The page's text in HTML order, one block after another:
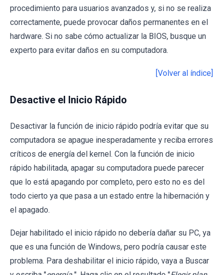
procedimiento para usuarios avanzados y, si no se realiza
correctamente, puede provocar daños permanentes en el
hardware. Si no sabe cómo actualizar la BIOS, busque un
experto para evitar daños en su computadora.
[Volver al índice]
Desactive el Inicio Rápido
Desactivar la función de inicio rápido podría evitar que su
computadora se apague inesperadamente y reciba errores
críticos de energía del kernel. Con la función de inicio
rápido habilitada, apagar su computadora puede parecer
que lo está apagando por completo, pero esto no es del
todo cierto ya que pasa a un estado entre la hibernación y
el apagado.
Dejar habilitado el inicio rápido no debería dañar su PC, ya
que es una función de Windows, pero podría causar este
problema. Para deshabilitar el inicio rápido, vaya a Buscar